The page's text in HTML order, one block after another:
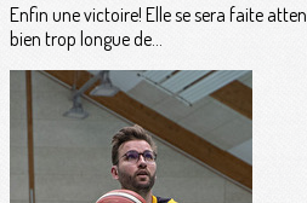
Enfin une victoire! Elle se sera faite
bien trop longue de...